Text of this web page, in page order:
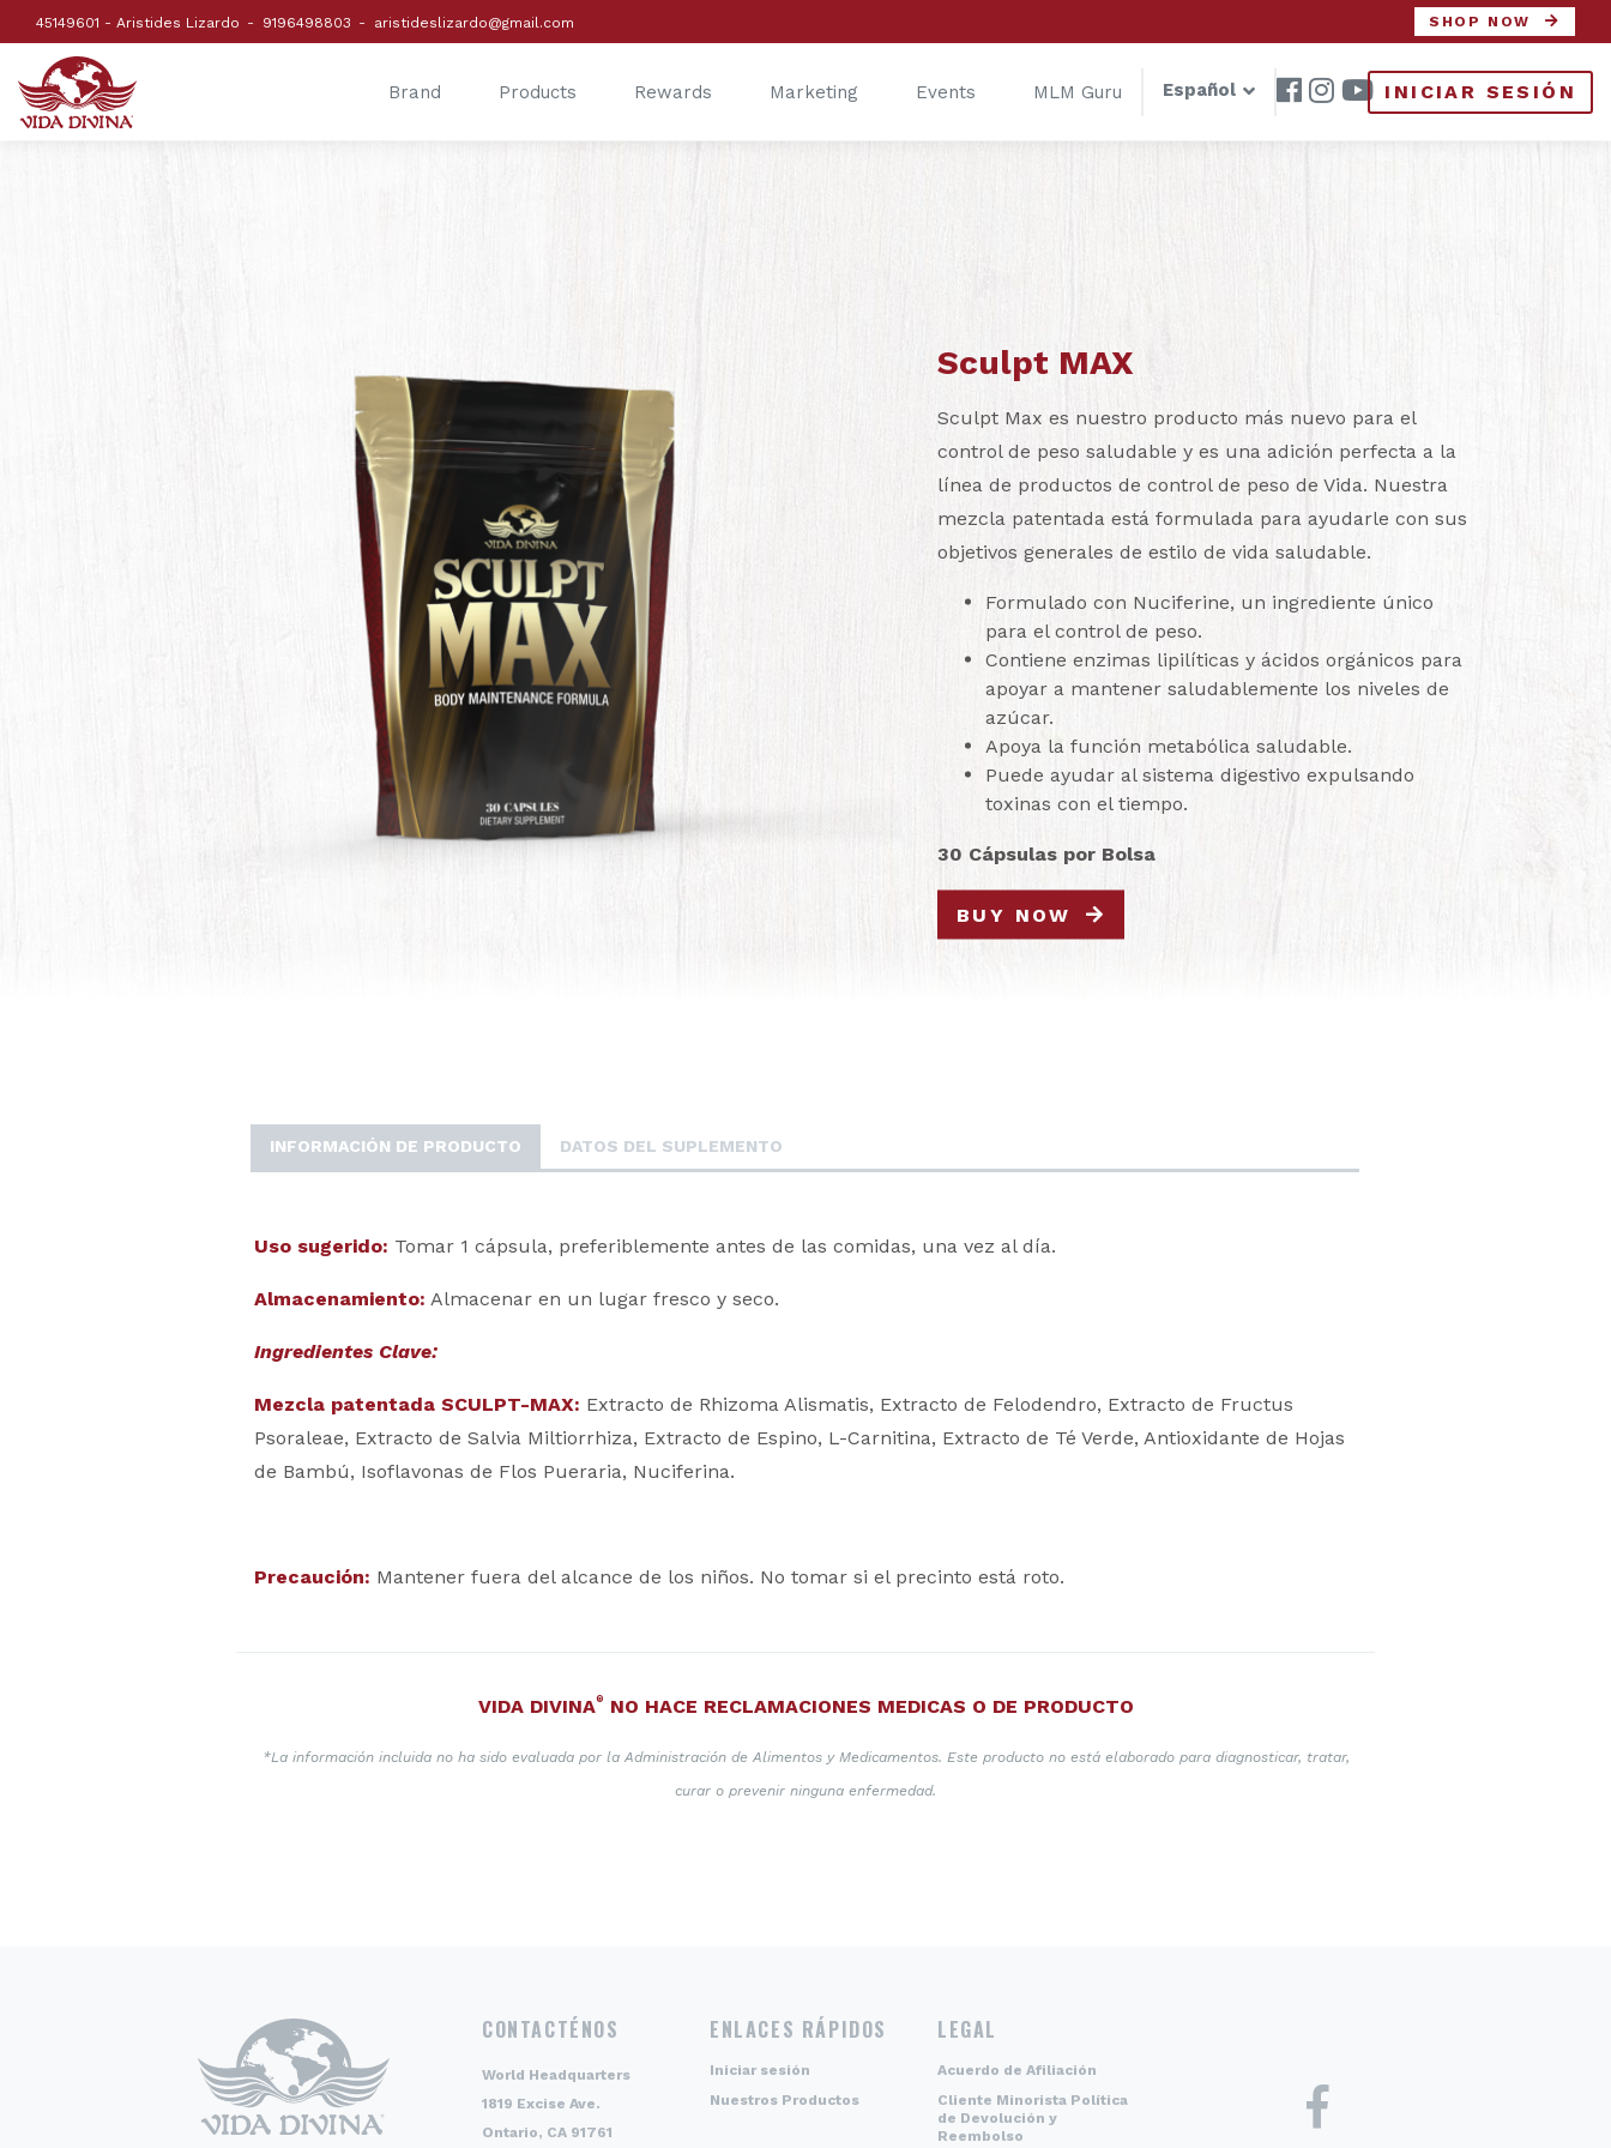
45149601 - Aristides Lizardo 9196498803 aristideslizardo@gmail.com SHOP NOW
Brand Products Rewards Marketing Events MLM Guru Español INICIAR SESIÓN
Sculpt MAX
Sculpt Max es nuestro producto más nuevo para el
control de peso saludable y es una adición perfecta a la
línea de productos de control de peso de Vida. Nuestra
mezcla patentada está formulada para ayudarle con sus
objetivos generales de estilo de vida saludable.
Formulado con Nuciferine, un ingrediente único
para el control de peso.
Contiene enzimas lipilíticas y ácidos orgánicos para
apoyar a mantener saludablemente los niveles de
azúcar.
Apoya la función metabólica saludable.
Puede ayudar al sistema digestivo expulsando
toxinas con el tiempo.
30 Cápsulas por Bolsa
BUY NOW
INFORMACIÓN DE PRODUCTO DATOS DEL SUPLEMENTO
Uso sugerido: Tomar 1 cápsula, preferiblemente antes de las comidas, una vez al día.
Almacenamiento: Almacenar en un lugar fresco y seco.
Ingredientes Clave:
Mezcla patentada SCULPT-MAX: Extracto de Rhizoma Alismatis, Extracto de Felodendro, Extracto de Fructus
Psoraleae, Extracto de Salvia Miltiorrhiza, Extracto de Espino, L-Carnitina, Extracto de Té Verde, Antioxidante de Hojas
de Bambú, Isoflavonas de Flos Pueraria, Nuciferina.
Precaución: Mantener fuera del alcance de los niños. No tomar si el precinto está roto.
VIDA DIVINA® NO HACE RECLAMACIONES MEDICAS O DE PRODUCTO
*La información incluida no ha sido evaluada por la Administración de Alimentos y Medicamentos. Este producto no está elaborado para diagnosticar, tratar,
curar o prevenir ninguna enfermedad.
CONTACTÉNOS
World Headquarters
1819 Excise Ave.
Ontario, CA 91761
ENLACES RÁPIDOS
Iniciar sesión
Nuestros Productos
LEGAL
Acuerdo de Afiliación
Cliente Minorista Política
de Devolución y
Reembolso